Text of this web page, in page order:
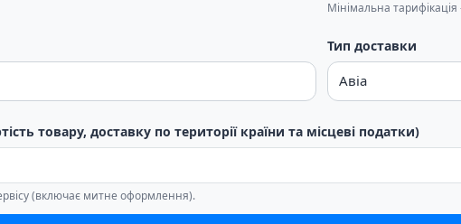
Мінімальна тарифікація
Тип доставки
товару, доставку по території країни та місцеві податки)
(включає митне оформлення).